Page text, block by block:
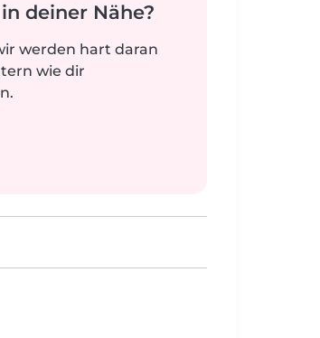
deiner Nähe?
werden hart daran
wie dir